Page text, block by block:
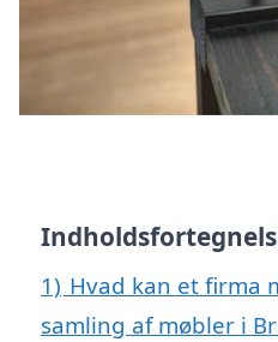
1) Hvad kan et firma
samling af møbler i